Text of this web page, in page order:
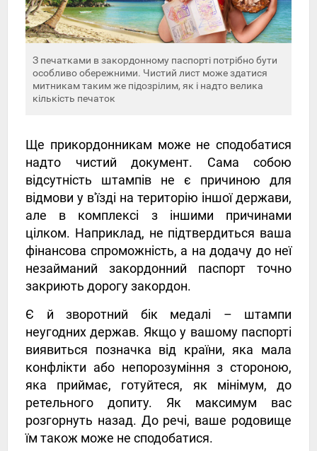
З печатками в закордонному паспорті потрібно бути
особливо обережними. Чистий лист може здатися
митникам таким же підозрілим, як і надто велика
кількість печаток
Ще прикордонникам може не сподобатися
надто чистий документ. Сама собою
відсутність штампів не є причиною для
відмови у в'їзді на територію іншої держави,
але в комплексі з іншими причинами
цілком. Наприклад, не підтвердиться ваша
фінансова спроможність, а на додачу до неї
незайманий закордонний паспорт точно
закриють дорогу закордон.
Є й зворотний бік медалі – штампи
неугодних держав. Якщо у вашому паспорті
виявиться позначка від країни, яка мала
конфлікти або непорозуміння з стороною,
яка приймає, готуйтеся, як мінімум, до
ретельного допиту. Як максимум вас
розгорнуть назад. До речі, ваше родовище
їм також може не сподобатися.